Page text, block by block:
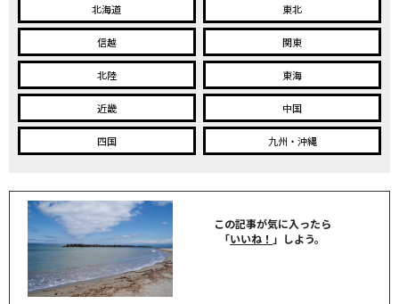
北海道 東北
信越 関東
北陸 東海
近畿 中国
四国 九州・沖縄
この記事が気に入ったら
「いいね！ 」しよう。